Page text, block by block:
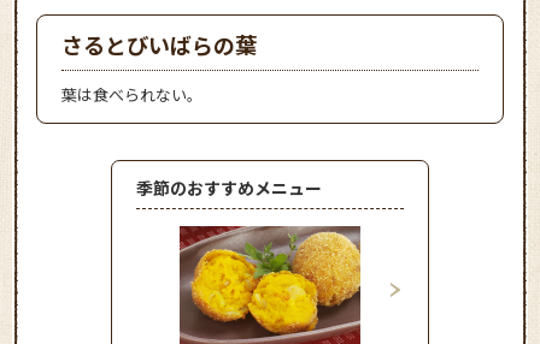
さるとびいばらの葉
葉は食べられない。
季節のおすすめメニュー